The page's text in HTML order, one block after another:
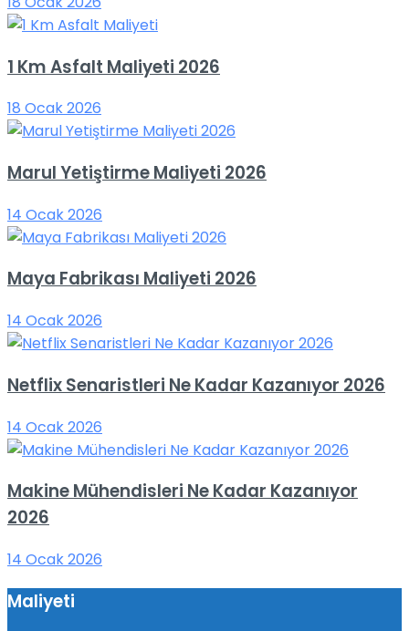
1 Km Asfalt Maliyeti 2026
18 Ocak 2026
Marul Yetiştirme Maliyeti 2026
14 Ocak 2026
Maya Fabrikası Maliyeti 2026
14 Ocak 2026
Netflix Senaristleri Ne Kadar Kazanıyor 2026
14 Ocak 2026
Makine Mühendisleri Ne Kadar Kazanıyor
2026
14 Ocak 2026
Maliyeti